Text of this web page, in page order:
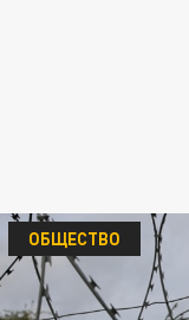
ОБЩЕСТВО